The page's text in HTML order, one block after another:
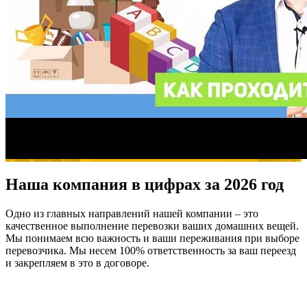
Наша компания в цифрах за 2026 год
Одно из главных направлений нашей компании – это
качественное выполнение перевозки ваших домашних вещей.
Мы понимаем всю важность и ваши переживания при выборе
перевозчика. Мы несем 100% ответственность за ваш переезд
и закрепляем в это в договоре.